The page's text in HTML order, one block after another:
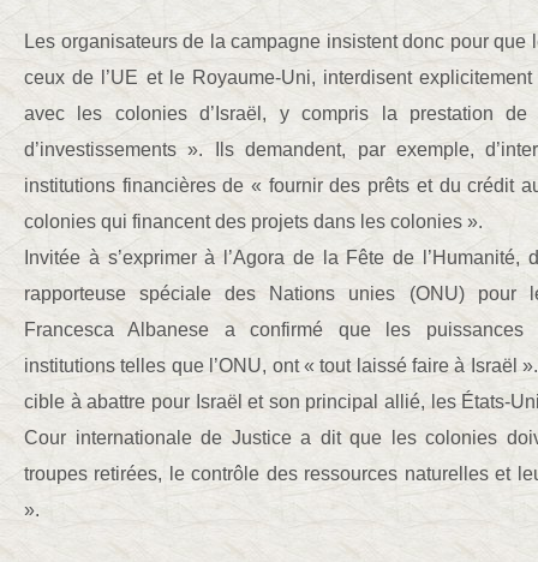
Les organisateurs de la campagne insistent donc pour que
ceux de l’UE et le Royaume-Uni, interdisent
avec les colonies d’Israël, y compris la prestation
d’investissements ». Ils demandent, par exemple,
institutions financières de « fournir des prêts et du crédit
colonies qui financent des projets dans les colonies ».
Invitée à s’exprimer à l’Agora de la Fête de l’Humanité,
rapporteuse spéciale des Nations unies (ONU) pour
Francesca Albanese a confirmé que les puissances
institutions telles que l’ONU, ont « tout laissé faire à Israël
cible à abattre pour Israël et son principal allié, les États-
Cour internationale de Justice a dit que les colonies
troupes retirées, le contrôle des ressources naturelles et
».